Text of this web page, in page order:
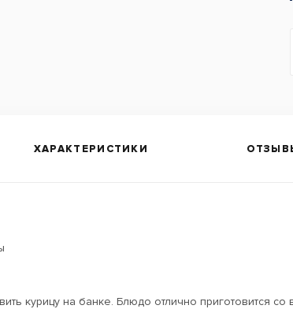
ХАРАКТЕРИСТИКИ
курицу на банке. Блюдо отлично приготовится